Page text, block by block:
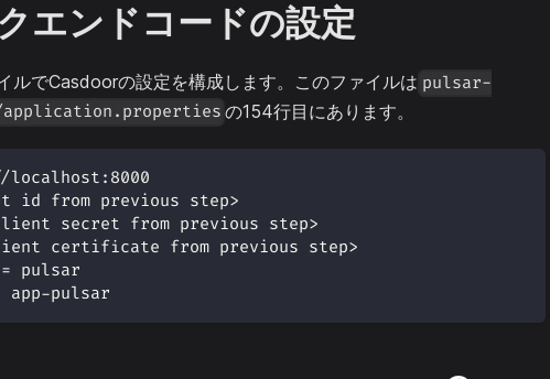
エンドコードの設定
ルでCasdoorの設定を構成します。このファイルは pulsar-
application.properties の154行目にあります。
id from previous step>
secret from previous step>
certificate from previous step>
= pulsar
app-pulsar